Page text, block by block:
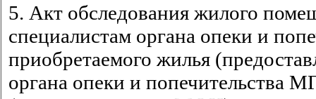
5. Акт обследования жилого
специалистам органа опеки и
приобретаемого жилья
органа опеки и попечительства